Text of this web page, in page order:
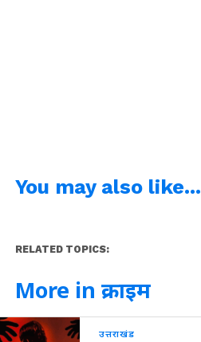
You may also like...
RELATED TOPICS:
More in क्राइम
उत्तराखंड